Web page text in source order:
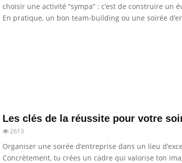
choisir une activité “sympa” : c’est de construire
En pratique, un bon team-building ou une soirée
Les clés de la réussite pour votre
2613
Organiser une soirée d’entreprise dans un lieu
Concrètement, tu crées un cadre qui valorise ton